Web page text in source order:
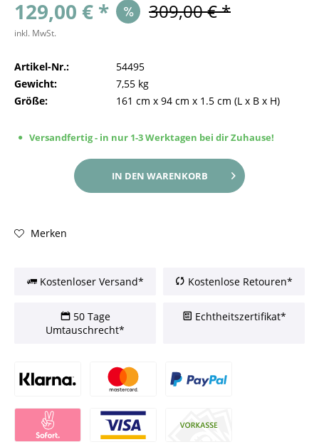
129,00 € * 309,00 € *
inkl. MwSt.
Artikel-Nr.:
54495
Gewicht:
7,55 kg
Größe:
161 cm x 94 cm x 1.5 cm (L x B x H)
Versandfertig - in nur 1-3 Werktagen bei dir Zuhause!
IN DEN WARENKORB
Merken
Kostenloser Versand* Kostenlose Retouren*
50 Tage
Umtauschrecht*
Echtheitszertifikat*